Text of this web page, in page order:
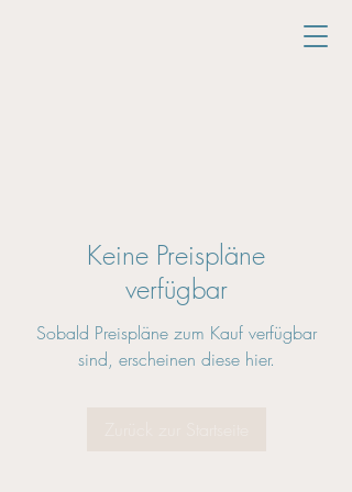
Keine Preispläne
verfügbar
Sobald Preispläne zum Kauf verfügbar
sind, erscheinen diese hier.